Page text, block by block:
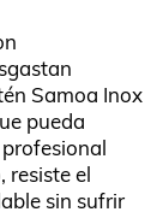
Samoa Inox
pueda
resiste el
sin sufrir